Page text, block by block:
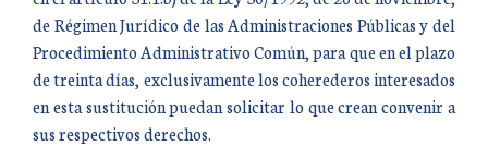
de Régimen Jurídico de las Administraciones Públicas y del
Procedimiento Administrativo Común, para que en el plazo
de treinta días, exclusivamente los coherederos interesados
en esta sustitución puedan solicitar lo que crean convenir a
sus respectivos derechos.